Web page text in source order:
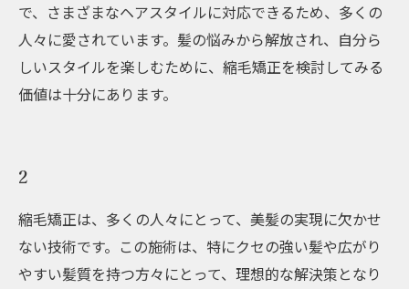
で、さまざまなヘアスタイルに対応できるため、多くの
人々に愛されています。髪の悩みから解放され、自分ら
しいスタイルを楽しむために、縮毛矯正を検討してみる
価値は十分にあります。
2
縮毛矯正は、多くの人々にとって、美髪の実現に欠かせ
ない技術です。この施術は、特にクセの強い髪や広がり
やすい髪質を持つ方々にとって、理想的な解決策となり